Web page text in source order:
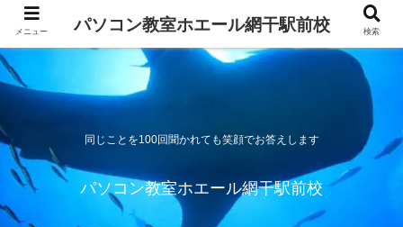
同じことを100回聞かれても笑顔でお答えします
パソコン教室ホエール網干駅前校
メニュー パソコン教室ホエール網干駅前校 検索